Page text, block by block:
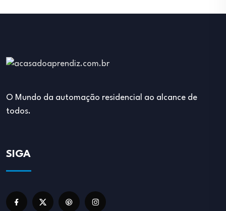
O Mundo da automação residencial ao alcance de
todos.
SIGA